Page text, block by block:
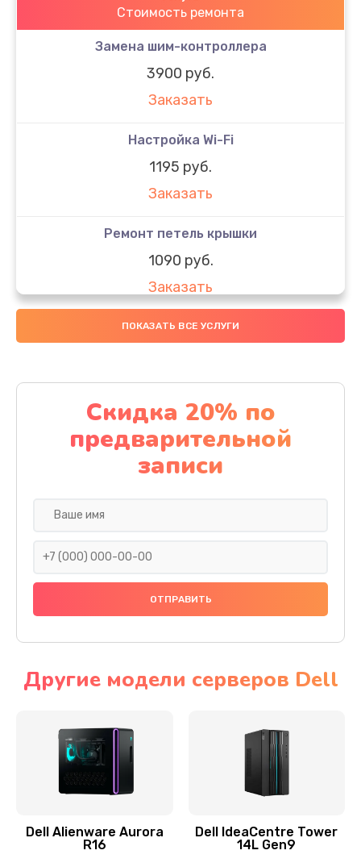
Стоимость ремонта
Замена шим-контроллера
3900 руб.
Заказать
Настройка Wi-Fi
1195 руб.
Заказать
Ремонт петель крышки
1090 руб.
Заказать
Замена вебкамеры
Заказать
Установка драйверов
1000 руб.
Заказать
Замена жесткого диска
Ремонт цепей питания
Ремонт разъема питания
ПОКАЗАТЬ ВСЕ УСЛУГИ
Скидка 20% по
предварительной
записи
Другие модели серверов Dell
Dell Alienware Aurora
R16
Dell IdeaCentre Tower
14L Gen9